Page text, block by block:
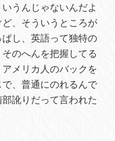
うんじゃないんだよ
、そういうところが
し、英語って独特の
のへんを把握してる
メリカ人のバックを
、普通にのれるんで
訛りだって言われた